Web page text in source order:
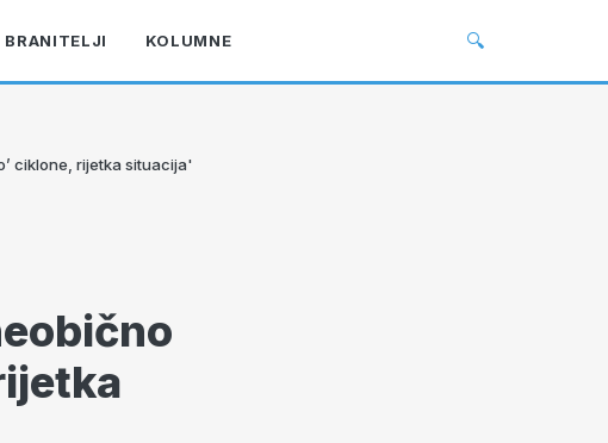
BRANITELJI KOLUMNE 🔍
ciklone, rijetka situacija'